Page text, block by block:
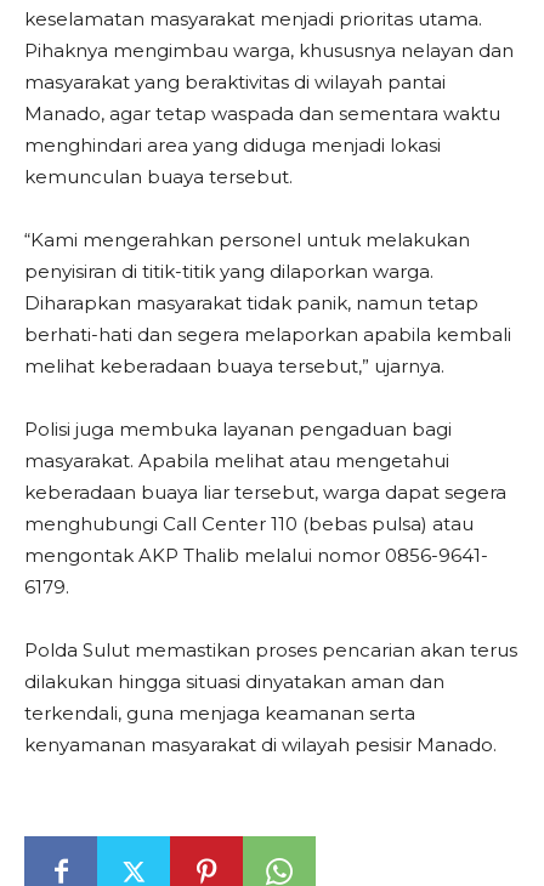
keselamatan masyarakat menjadi prioritas utama.
Pihaknya mengimbau warga, khususnya nelayan dan
masyarakat yang beraktivitas di wilayah pantai
Manado, agar tetap waspada dan sementara waktu
menghindari area yang diduga menjadi lokasi
kemunculan buaya tersebut.
“Kami mengerahkan personel untuk melakukan
penyisiran di titik-titik yang dilaporkan warga.
Diharapkan masyarakat tidak panik, namun tetap
berhati-hati dan segera melaporkan apabila kembali
melihat keberadaan buaya tersebut,” ujarnya.
Polisi juga membuka layanan pengaduan bagi
masyarakat. Apabila melihat atau mengetahui
keberadaan buaya liar tersebut, warga dapat segera
menghubungi Call Center 110 (bebas pulsa) atau
mengontak AKP Thalib melalui nomor 0856-9641-
6179.
Polda Sulut memastikan proses pencarian akan terus
dilakukan hingga situasi dinyatakan aman dan
terkendali, guna menjaga keamanan serta
kenyamanan masyarakat di wilayah pesisir Manado.